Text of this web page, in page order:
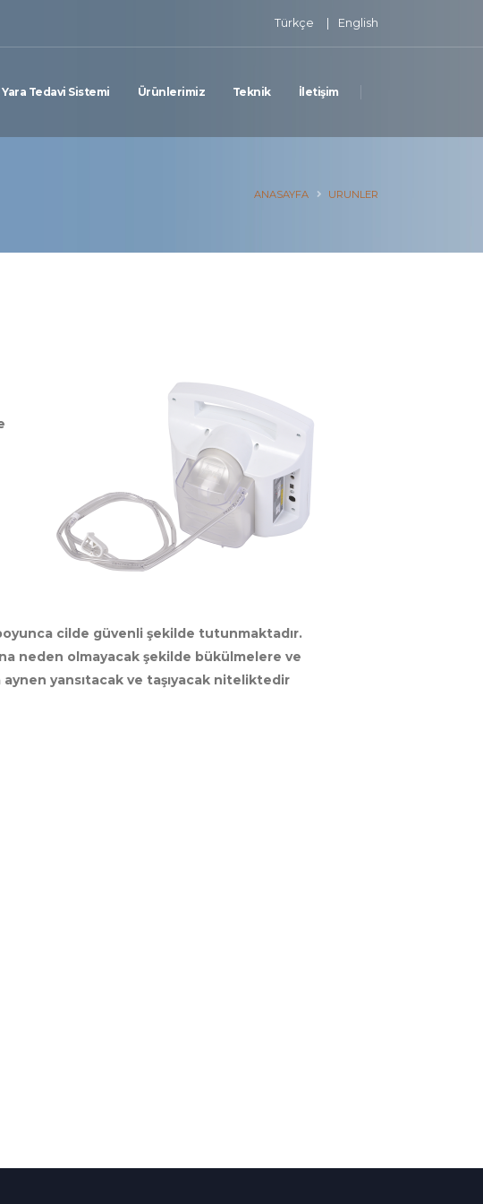
Türkçe English
Tedavi Sistemi Ürünlerimiz Teknik İletişim
ANASAYFA URUNLER
cilde güvenli şekilde tutunmaktadır.
neden olmayacak şekilde bükülmelere ve
aynen yansıtacak ve taşıyacak niteliktedir